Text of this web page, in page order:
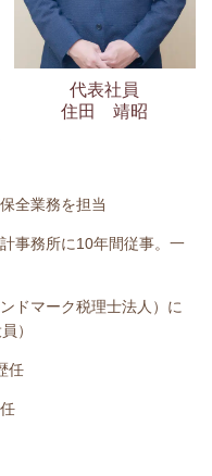
代表社員
住田 靖昭
全業務を担当
事務所に10年間従事。一
ドマーク税理士法人）に
）
任